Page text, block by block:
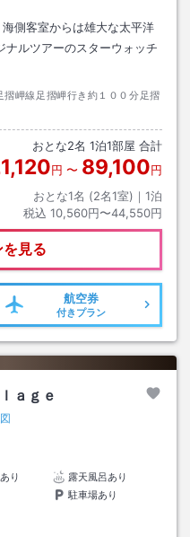
側客室からは雄大な太平洋
ナルツアーのスターウォッチ
摺岬線足摺岬行き約１００分足摺
おとな2名 1泊1部屋 合計
円 〜 89,100円
おとな1名 (2名1室)｜ 1泊
税込 10,560円〜44,550円
見る
航空券
付きプラン
ａｇｅ
り
露天風呂あり
駐車場あり